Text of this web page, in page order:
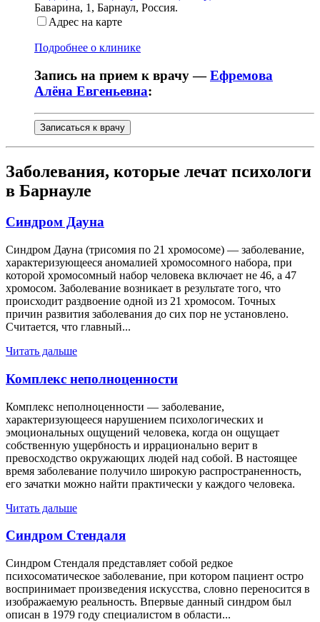
Баварина, 1 , Барнаул, Россия.
Адрес на карте
Подробнее о клинике
Запись на прием к врачу —Ефремова
Алёна Евгеньевна:
Записаться к врачу
Заболевания, которые лечат психологи
в Барнауле
Синдром Дауна
Синдром Дауна (трисомия по 21 хромосоме) — заболевание,
характеризующееся аномалией хромосомного набора, при
которой хромосомный набор человека включает не 46, а 47
хромосом. Заболевание возникает в результате того, что
происходит раздвоение одной из 21 хромосом. Точных
причин развития заболевания до сих пор не установлено.
Считается, что главный...
Читать дальше
Комплекс неполноценности
Комплекс неполноценности — заболевание,
характеризующееся нарушением психологических и
эмоциональных ощущений человека, когда он ощущает
собственную ущербность и иррационально верит в
превосходство окружающих людей над собой. В настоящее
время заболевание получило широкую распространенность,
его зачатки можно найти практически у каждого человека.
Читать дальше
Синдром Стендаля
Синдром Стендаля представляет собой редкое
психосоматическое заболевание, при котором пациент остро
воспринимает произведения искусства, словно переносится в
изображаемую реальность. Впервые данный синдром был
описан в 1979 году специалистом в области...